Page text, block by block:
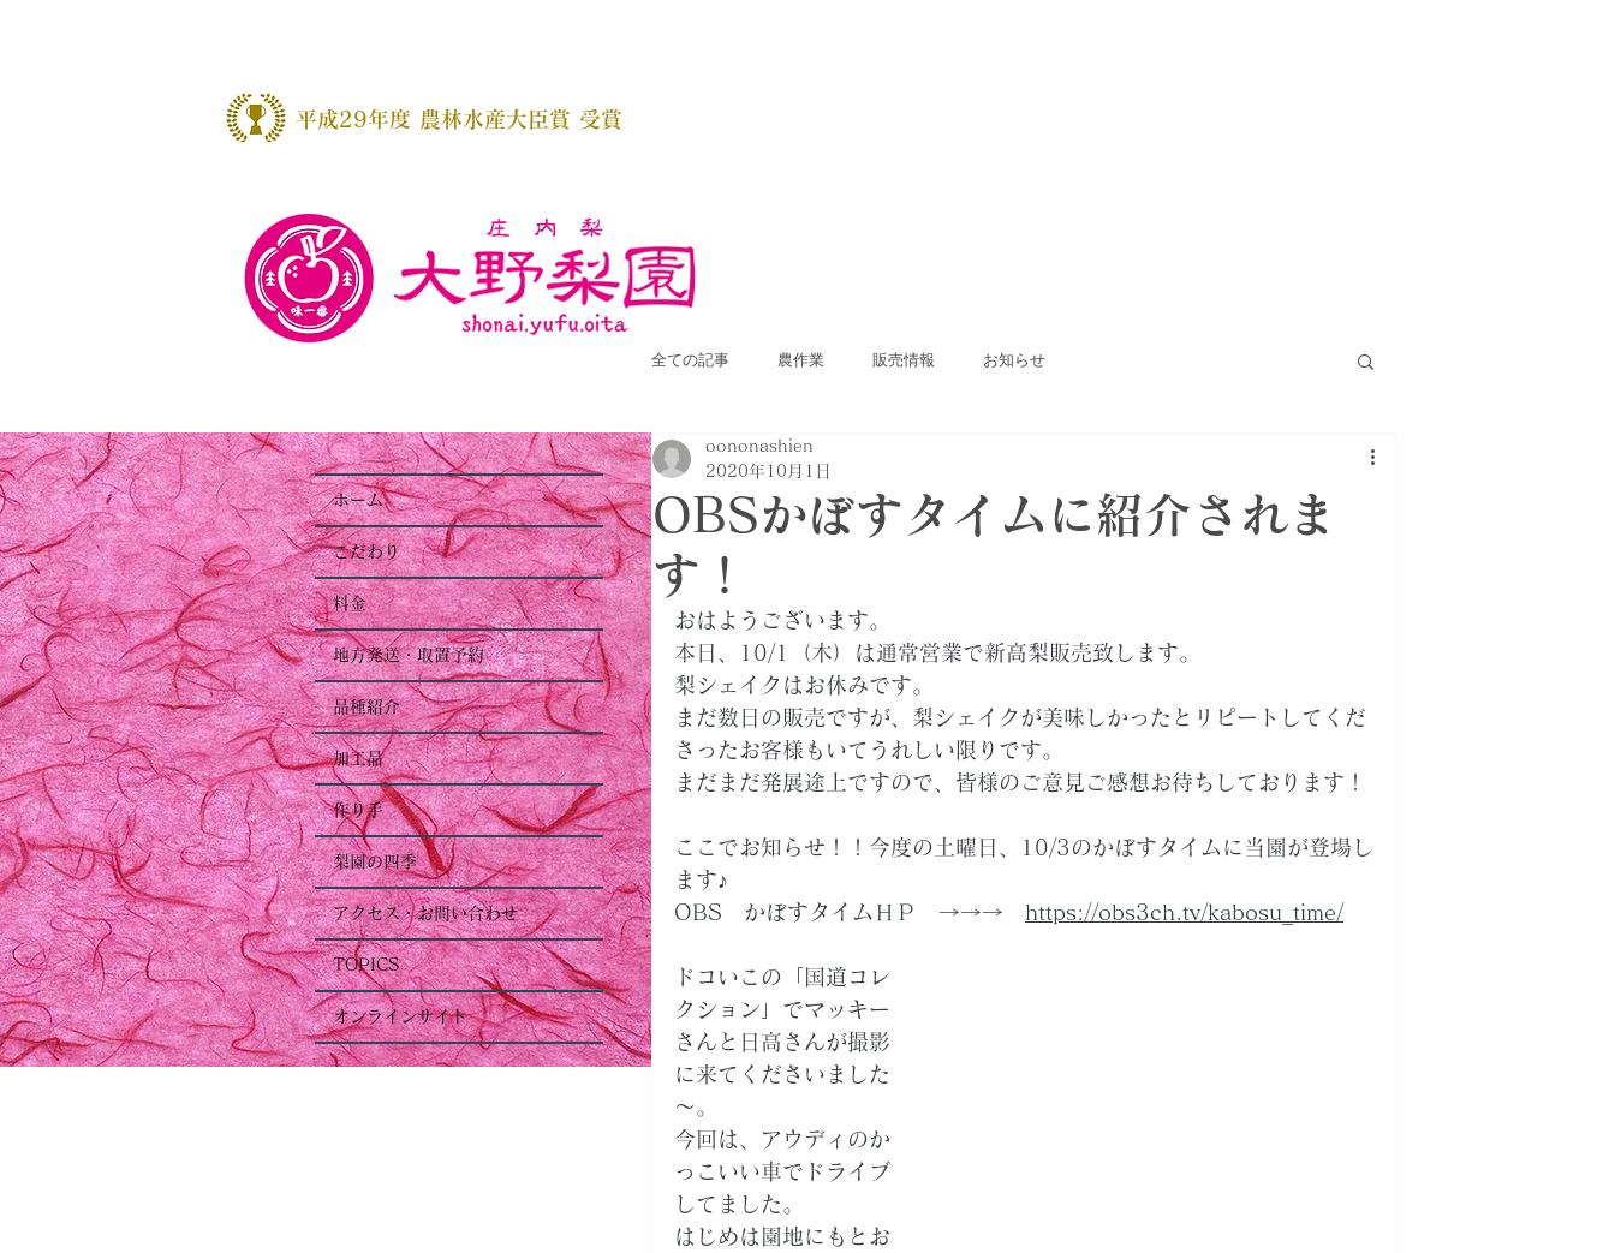
全ての記事 農作業 販売情報 お知らせ
OBSかぼすタイムに紹介されま
す！
oononashien
2020年10月1日
おはようございます。
本日、10/1（木）は通常営業で新高梨販売致します。
梨シェイクはお休みです。
まだ数日の販売ですが、梨シェイクが美味しかったとリピートしてくだ
さったお客様もいてうれしい限りです。
まだまだ発展途上ですので、皆様のご意見ご感想お待ちしております！
ここでお知らせ！！今度の土曜日、10/3のかぼすタイムに当園が登場し
ます♪
OBS　かぼすタイムＨＰ　→→→ https://obs3ch.tv/kabosu_time/
ドコいこの「国道コレ
クション」でマッキー
さんと日高さんが撮影
に来てくださいました
～。
今回は、アウディのか
っこいい車でドライブ
してました。
はじめは園地にもとお
​平成29年度 農林水産大臣賞 受賞
ホーム
こだわり
料金
地方発送・取置予約
品種紹介
加工品
作り手
梨園の四季
アクセス・お問い合わせ
TOPICS
オンラインサイト